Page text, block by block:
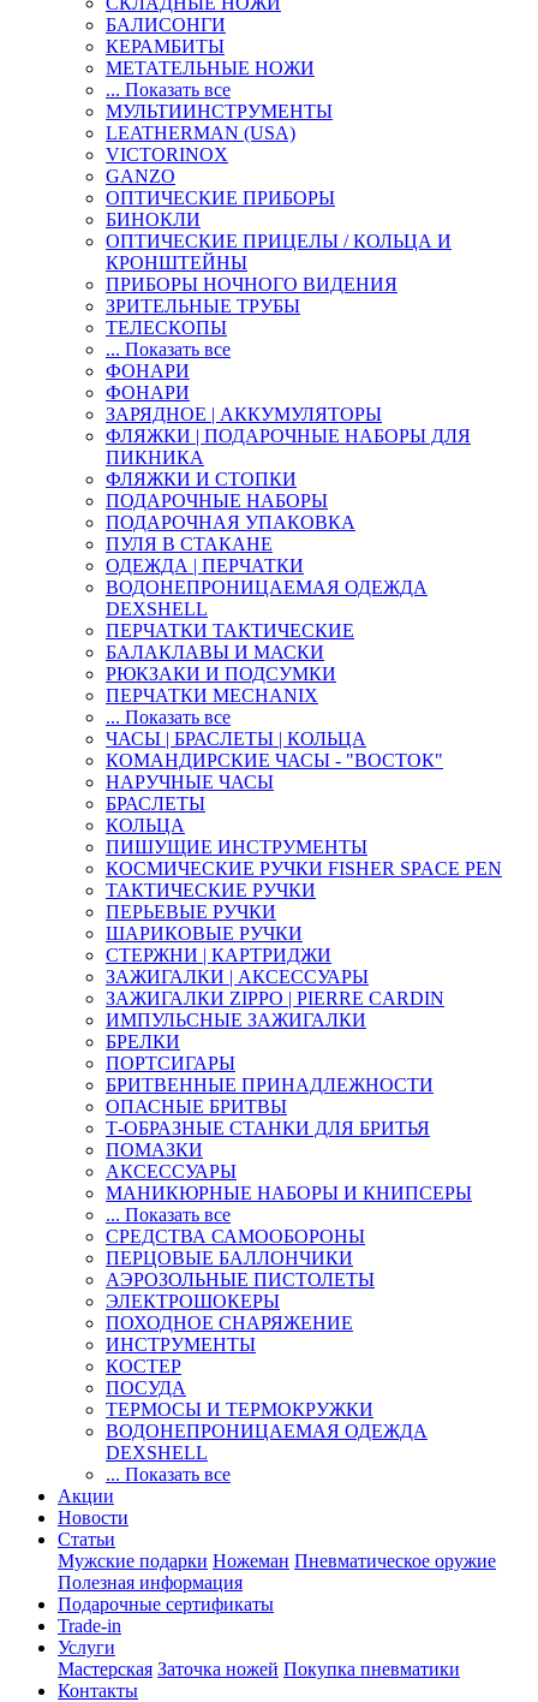
БАЛИСОНГИ
КЕРАМБИТЫ
МЕТАТЕЛЬНЫЕ НОЖИ
... Показать все
МУЛЬТИИНСТРУМЕНТЫ
LEATHERMAN (USA)
VICTORINOX
GANZO
ОПТИЧЕСКИЕ ПРИБОРЫ
БИНОКЛИ
ОПТИЧЕСКИЕ ПРИЦЕЛЫ / КОЛЬЦА И
КРОНШТЕЙНЫ
ПРИБОРЫ НОЧНОГО ВИДЕНИЯ
ЗРИТЕЛЬНЫЕ ТРУБЫ
ТЕЛЕСКОПЫ
... Показать все
ФОНАРИ
ФОНАРИ
ЗАРЯДНОЕ | АККУМУЛЯТОРЫ
ФЛЯЖКИ | ПОДАРОЧНЫЕ НАБОРЫ ДЛЯ
ПИКНИКА
ФЛЯЖКИ И СТОПКИ
ПОДАРОЧНЫЕ НАБОРЫ
ПОДАРОЧНАЯ УПАКОВКА
ПУЛЯ В СТАКАНЕ
ОДЕЖДА | ПЕРЧАТКИ
ВОДОНЕПРОНИЦАЕМАЯ ОДЕЖДА
DEXSHELL
ПЕРЧАТКИ ТАКТИЧЕСКИЕ
БАЛАКЛАВЫ И МАСКИ
РЮКЗАКИ И ПОДСУМКИ
ПЕРЧАТКИ MECHANIX
... Показать все
ЧАСЫ | БРАСЛЕТЫ | КОЛЬЦА
КОМАНДИРСКИЕ ЧАСЫ - "ВОСТОК"
НАРУЧНЫЕ ЧАСЫ
БРАСЛЕТЫ
КОЛЬЦА
ПИШУЩИЕ ИНСТРУМЕНТЫ
КОСМИЧЕСКИЕ РУЧКИ FISHER SPACE PEN
ТАКТИЧЕСКИЕ РУЧКИ
ПЕРЬЕВЫЕ РУЧКИ
ШАРИКОВЫЕ РУЧКИ
СТЕРЖНИ | КАРТРИДЖИ
ЗАЖИГАЛКИ | АКСЕССУАРЫ
ЗАЖИГАЛКИ ZIPPO | PIERRE CARDIN
ИМПУЛЬСНЫЕ ЗАЖИГАЛКИ
БРЕЛКИ
ПОРТСИГАРЫ
БРИТВЕННЫЕ ПРИНАДЛЕЖНОСТИ
ОПАСНЫЕ БРИТВЫ
Т-ОБРАЗНЫЕ СТАНКИ ДЛЯ БРИТЬЯ
ПОМАЗКИ
АКСЕССУАРЫ
МАНИКЮРНЫЕ НАБОРЫ И КНИПСЕРЫ
... Показать все
СРЕДСТВА САМООБОРОНЫ
ПЕРЦОВЫЕ БАЛЛОНЧИКИ
АЭРОЗОЛЬНЫЕ ПИСТОЛЕТЫ
ЭЛЕКТРОШОКЕРЫ
ПОХОДНОЕ СНАРЯЖЕНИЕ
ИНСТРУМЕНТЫ
КОСТЕР
ПОСУДА
ТЕРМОСЫ И ТЕРМОКРУЖКИ
ВОДОНЕПРОНИЦАЕМАЯ ОДЕЖДА
DEXSHELL
... Показать все
Акции
Новости
Статьи
Мужские подарки Ножеман Пневматическое оружие
Полезная информация
Подарочные сертификаты
Trade-in
Услуги
Мастерская Заточка ножей Покупка пневматики
Контакты